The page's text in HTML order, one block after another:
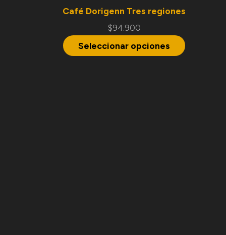
Café Dorigenn Tres regiones
$94.900
Seleccionar opciones